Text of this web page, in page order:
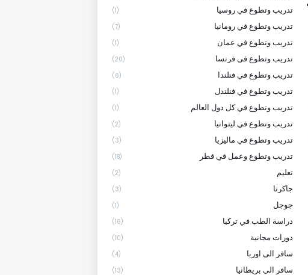
تدريب وتطوع في روسيا (1)
تدريب وتطوع في رومانيا (7)
تدريب وتطوع في عمان (1)
تدريب وتطوع فى فرنسا (20)
تدريب وتطوع في فنلندا (6)
تدريب وتطوع في فنلندل (1)
تدريب وتطوع في كل دول العالم (1)
تدريب وتطوع في ليتوانيا (2)
تدريب وتطوع في ماليزيا (3)
تدريب وتطوع وعمل في قطر (18)
تعليم (2)
جاكرتا (3)
جوجل (1)
دراسة الطب في تركيا (16)
دورات مجانية (10)
سافر الى اوربا (4)
سافر الى بريطانيا (13)